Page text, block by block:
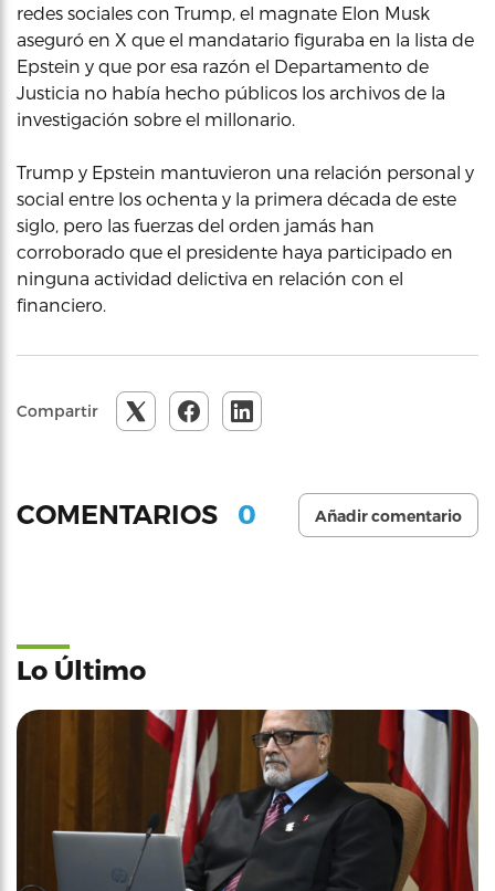
redes sociales con Trump, el magnate Elon Musk
aseguró en X que el mandatario figuraba en la lista de
Epstein y que por esa razón el Departamento de
Justicia no había hecho públicos los archivos de la
investigación sobre el millonario.
Trump y Epstein mantuvieron una relación personal y
social entre los ochenta y la primera década de este
siglo, pero las fuerzas del orden jamás han
corroborado que el presidente haya participado en
ninguna actividad delictiva en relación con el
financiero.
Compartir
COMENTARIOS 0 Añadir comentario
Lo Último